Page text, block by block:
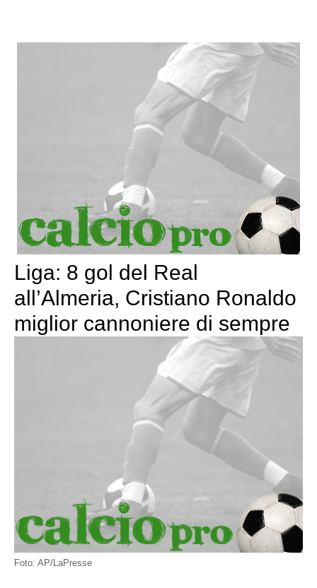
Liga: 8 gol del Real
all’Almeria, Cristiano Ronaldo
miglior cannoniere di sempre
Foto: AP/LaPresse